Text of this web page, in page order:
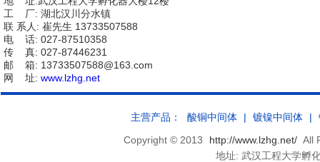
工 厂: 湖北汉川分水镇
联 系人: 崔先生 13733507588
电 话: 027-87510358
传 真: 027-87446231
邮 箱: 13733507588@163.com
网 址: www.lzhg.net
主营产品： 酸铜中间体 | 镀镍中间体 |
Copyright © 2013
http://www.lzhg.net/ All
地址: 武汉工程大学孵